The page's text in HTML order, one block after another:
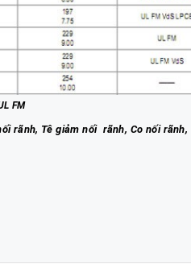
FM
rãnh, Tê giảm nối rãnh, Co nối rãnh,